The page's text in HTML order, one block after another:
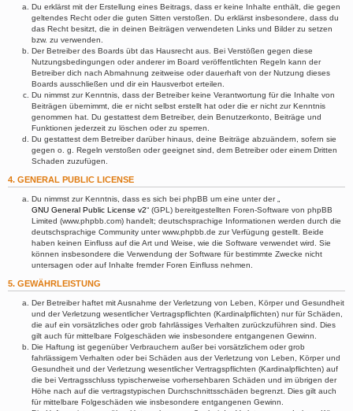
Du erklärst mit der Erstellung eines Beitrags, dass er keine Inhalte enthält, die gegen
geltendes Recht oder die guten Sitten verstoßen. Du erklärst insbesondere, dass du
das Recht besitzt, die in deinen Beiträgen verwendeten Links und Bilder zu setzen
bzw. zu verwenden.
Der Betreiber des Boards übt das Hausrecht aus. Bei Verstößen gegen diese
Nutzungsbedingungen oder anderer im Board veröffentlichten Regeln kann der
Betreiber dich nach Abmahnung zeitweise oder dauerhaft von der Nutzung dieses
Boards ausschließen und dir ein Hausverbot erteilen.
Du nimmst zur Kenntnis, dass der Betreiber keine Verantwortung für die Inhalte von
Beiträgen übernimmt, die er nicht selbst erstellt hat oder die er nicht zur Kenntnis
genommen hat. Du gestattest dem Betreiber, dein Benutzerkonto, Beiträge und
Funktionen jederzeit zu löschen oder zu sperren.
Du gestattest dem Betreiber darüber hinaus, deine Beiträge abzuändern, sofern sie
gegen o. g. Regeln verstoßen oder geeignet sind, dem Betreiber oder einem Dritten
Schaden zuzufügen.
4. GENERAL PUBLIC LICENSE
Du nimmst zur Kenntnis, dass es sich bei phpBB um eine unter der „
GNU General Public License v2“ (GPL) bereitgestellten Foren-Software von phpBB
Limited (www.phpbb.com) handelt; deutschsprachige Informationen werden durch die
deutschsprachige Community unter www.phpbb.de zur Verfügung gestellt. Beide
haben keinen Einfluss auf die Art und Weise, wie die Software verwendet wird. Sie
können insbesondere die Verwendung der Software für bestimmte Zwecke nicht
untersagen oder auf Inhalte fremder Foren Einfluss nehmen.
5. GEWÄHRLEISTUNG
Der Betreiber haftet mit Ausnahme der Verletzung von Leben, Körper und Gesundheit
und der Verletzung wesentlicher Vertragspflichten (Kardinalpflichten) nur für Schäden,
die auf ein vorsätzliches oder grob fahrlässiges Verhalten zurückzuführen sind. Dies
gilt auch für mittelbare Folgeschäden wie insbesondere entgangenen Gewinn.
Die Haftung ist gegenüber Verbrauchern außer bei vorsätzlichem oder grob
fahrlässigem Verhalten oder bei Schäden aus der Verletzung von Leben, Körper und
Gesundheit und der Verletzung wesentlicher Vertragspflichten (Kardinalpflichten) auf
die bei Vertragsschluss typischerweise vorhersehbaren Schäden und im übrigen der
Höhe nach auf die vertragstypischen Durchschnittsschäden begrenzt. Dies gilt auch
für mittelbare Folgeschäden wie insbesondere entgangenen Gewinn.